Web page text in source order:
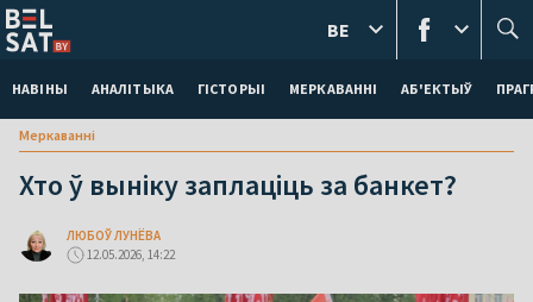
НАВІНЫ АНАЛІТЫКА ГІСТОРЫІ МЕРКАВАННI АБ'ЕКТЫЎ
BE
Меркаваннi
Хто ў выніку заплаціць за банкет?
ЛЮБОЎ ЛУНЁВА
12.05.2026, 14:22